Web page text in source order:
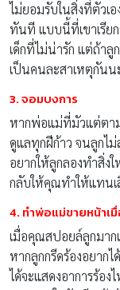
ไม่ยอมรับในสิ่งที่ตัวเ
ทันที แบบนี้ที่เขาเรียก
เด็กที่ไม่น่ารัก แต่ถ้า
เป็นคนละสาเหตุกันน
3. จอมบงการ
หากพ่อแม่ที่มัวแต่ตา
ดูแลทุกฝีก้าว จนลูกไม่
อยากให้ลูกลองทำสิ่ง
กลับให้คุณทำให้แทนเ
4. ทำพ่อแม่ขายหน้าเ
เมื่อคุณสปอยล์ลูกมาก
หากลูกกรีดร้องอยาก
ได้จะแสดงอาการร้อ